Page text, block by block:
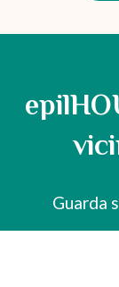
Guarda